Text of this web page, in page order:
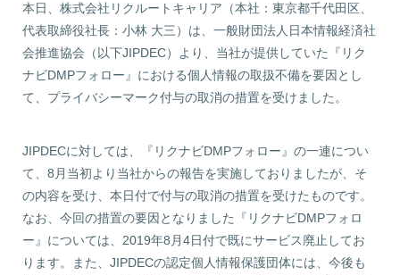
サステナビリティ
IR(投資家情報)
お問い合わせ
本日、株式会社リクルートキャリア（本社：東京都千代田区、
代表取締役社長：小林 大三）は、一般財団法人日本情報経済社
会推進協会（以下JIPDEC）より、当社が提供していた『リク
ナビDMPフォロー』における個人情報の取扱不備を要因とし
て、プライバシーマーク付与の取消の措置を受けました。
JIPDECに対しては、『リクナビDMPフォロー』の一連につい
て、8月当初より当社からの報告を実施しておりましたが、そ
の内容を受け、本日付で付与の取消の措置を受けたものです。
なお、今回の措置の要因となりました『リクナビDMPフォロ
ー』については、2019年8月4日付で既にサービス廃止してお
ります。また、JIPDECの認定個人情報保護団体には、今後も